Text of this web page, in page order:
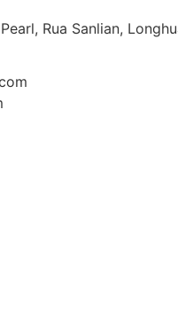
Rua Sanlian,